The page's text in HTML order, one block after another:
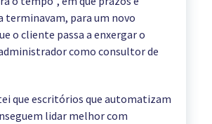
terminavam, para um novo
o cliente passa a enxergar o
como consultor de
que escritórios que automatizam
lidar melhor com